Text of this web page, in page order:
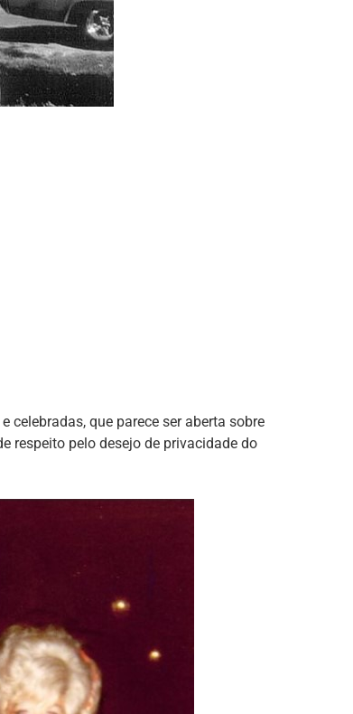
celebradas, que parece ser aberta sobre
respeito pelo desejo de privacidade do